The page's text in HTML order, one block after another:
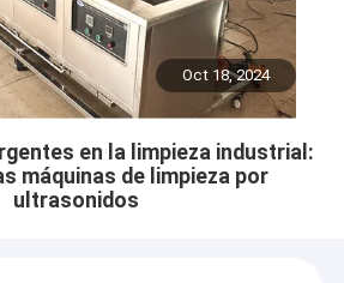
Oct 18, 2024
en la limpieza industrial:
máquinas de limpieza por
ultrasonidos